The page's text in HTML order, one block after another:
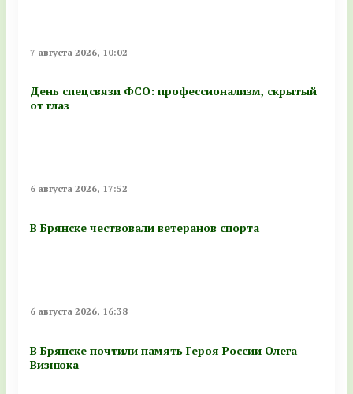
7 августа 2026, 10:02
День спецсвязи ФСО: профессионализм, скрытый
от глаз
6 августа 2026, 17:52
В Брянске чествовали ветеранов спорта
6 августа 2026, 16:38
В Брянске почтили память Героя России Олега
Визнюка